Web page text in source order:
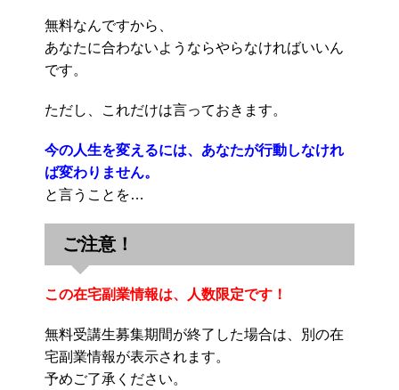
無料なんですから、
あなたに合わないようならやらなければいいん
です。
ただし、これだけは言っておきます。
今の人生を変えるには、あなたが行動しなけれ
ば変わりません。
と言うことを…
ご注意！
この在宅副業情報は、人数限定です！
無料受講生募集期間が終了した場合は、別の在
宅副業情報が表示されます。
予めご了承ください。